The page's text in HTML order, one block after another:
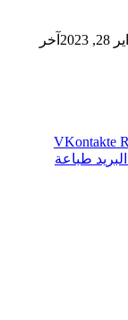
آخر
طباعة